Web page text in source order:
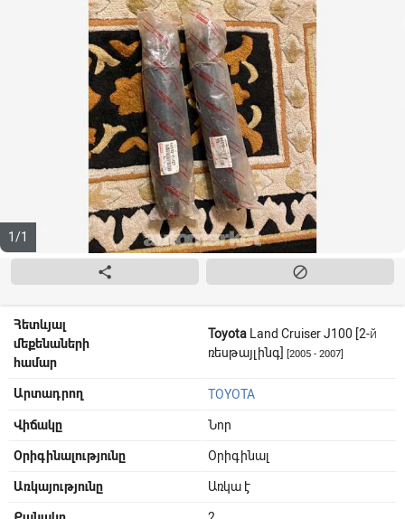
1/1
 
Հետևյալ
մեքենաների
համար
Toyota Land Cruiser J100 [2-й
ռեսթայլինգ]
[2005 - 2007]
Արտադրող TOYOTA
Վիճակը Նոր
Օրիգինալությունը Օրիգինալ
Առկայությունը Առկա է